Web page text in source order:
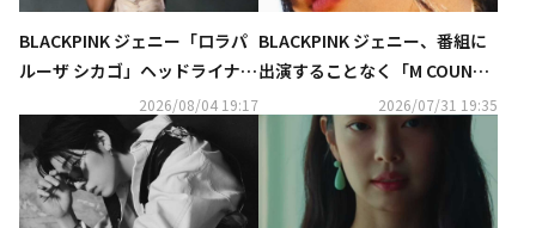
BLACKPINK ジェニー「ロラパ
ルーザ シカゴ」ヘッドライナー
を飾る！熱いステージ披露
2026/08/04 19:17
BLACKPINK ジェニー、番組に
出演することなく「M COUNTD
OWN」で1位を獲得2026/07/31 19:35